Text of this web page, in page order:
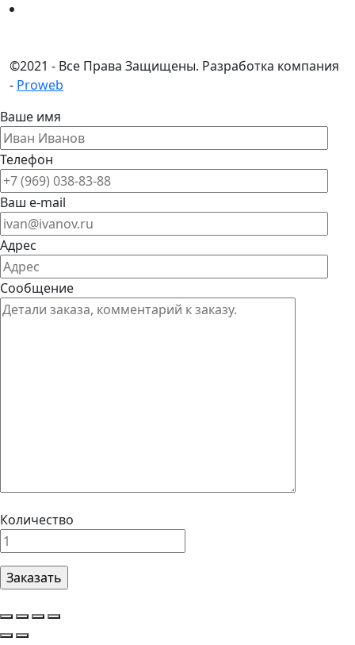
©2021 - Все Права Защищены. Разработка компания
- Proweb
Ваше имя
Телефон
Ваш e-mail
Адрес
Сообщение
Количество